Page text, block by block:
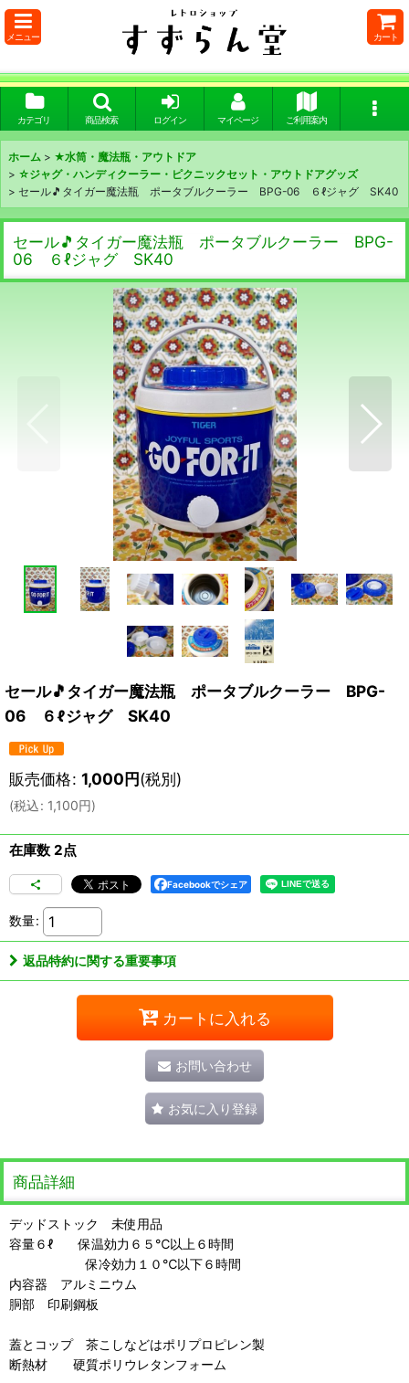
メニュー カート
カテゴリ 商品検索 ログイン マイページ ご利用案内
ホーム > ★水筒・魔法瓶・アウトドア
> ☆ジャグ・ハンディクーラー・ピクニックセット・アウトドアグッズ
> セール🎵タイガー魔法瓶 ポータブルクーラー BPG-06 ６ℓジャグ SK40
セール🎵タイガー魔法瓶 ポータブルクーラー BPG-
06 ６ℓジャグ SK40
セール🎵タイガー魔法瓶 ポータブルクーラー BPG-
06 ６ℓジャグ SK40
販売価格: 1,000円(税別)
(税込: 1,100円)
在庫数 2点
Facebookでシェア
数量:
返品特約に関する重要事項
カートに入れる
お問い合わせ
お気に入り登録
商品詳細
デッドストック 未使用品
容量６ℓ 保温効力６５℃以上６時間
保冷効力１０℃以下６時間
内容器 アルミニウム
胴部 印刷鋼板
蓋とコップ 茶こしなどはポリプロピレン製
断熱材 硬質ポリウレタンフォーム